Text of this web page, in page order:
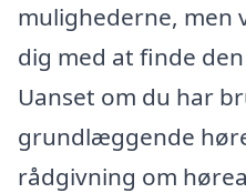
mulighederne, men
dig med at finde
Uanset om du har
grundlæggende
rådgivning om